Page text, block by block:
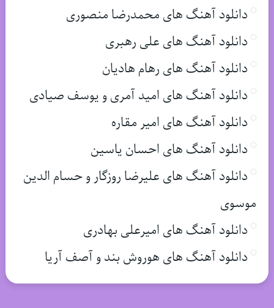
دانلود آهنگ های محمدرضا منصوری
دانلود آهنگ های علی رهبری
دانلود آهنگ های رهام هادیان
دانلود آهنگ های امید آمری و یوسف صیادی
دانلود آهنگ های امیر مقاره
دانلود آهنگ های احسان یاسین
دانلود آهنگ های علیرضا روزگار و حسام الدین
موسوی
دانلود آهنگ های امیرعلی بهادری
دانلود آهنگ های هوروش بند و آصف آریا